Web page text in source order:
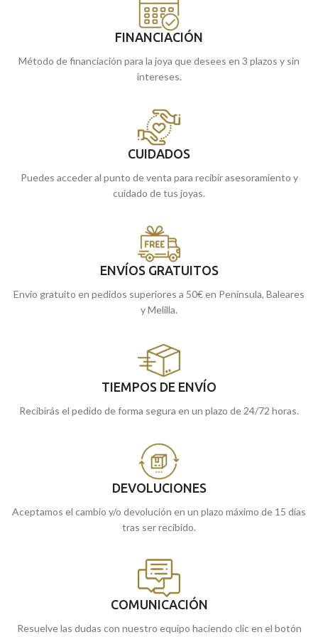
FINANCIACIÓN
Método de financiación para la joya que desees en 3 plazos y sin
intereses.
CUIDADOS
Puedes acceder al punto de venta para recibir asesoramiento y
cuidado de tus joyas.
ENVÍOS GRATUITOS
Envío gratuito en pedidos superiores a 50€ en Península, Baleares
y Melilla.
TIEMPOS DE ENVÍO
Recibirás el pedido de forma segura en un plazo de 24/72 horas.
DEVOLUCIONES
Aceptamos el cambio y/o devolución en un plazo máximo de 15 días
tras ser recibido.
COMUNICACIÓN
Resuelve las dudas con nuestro equipo haciendo clic en el botón